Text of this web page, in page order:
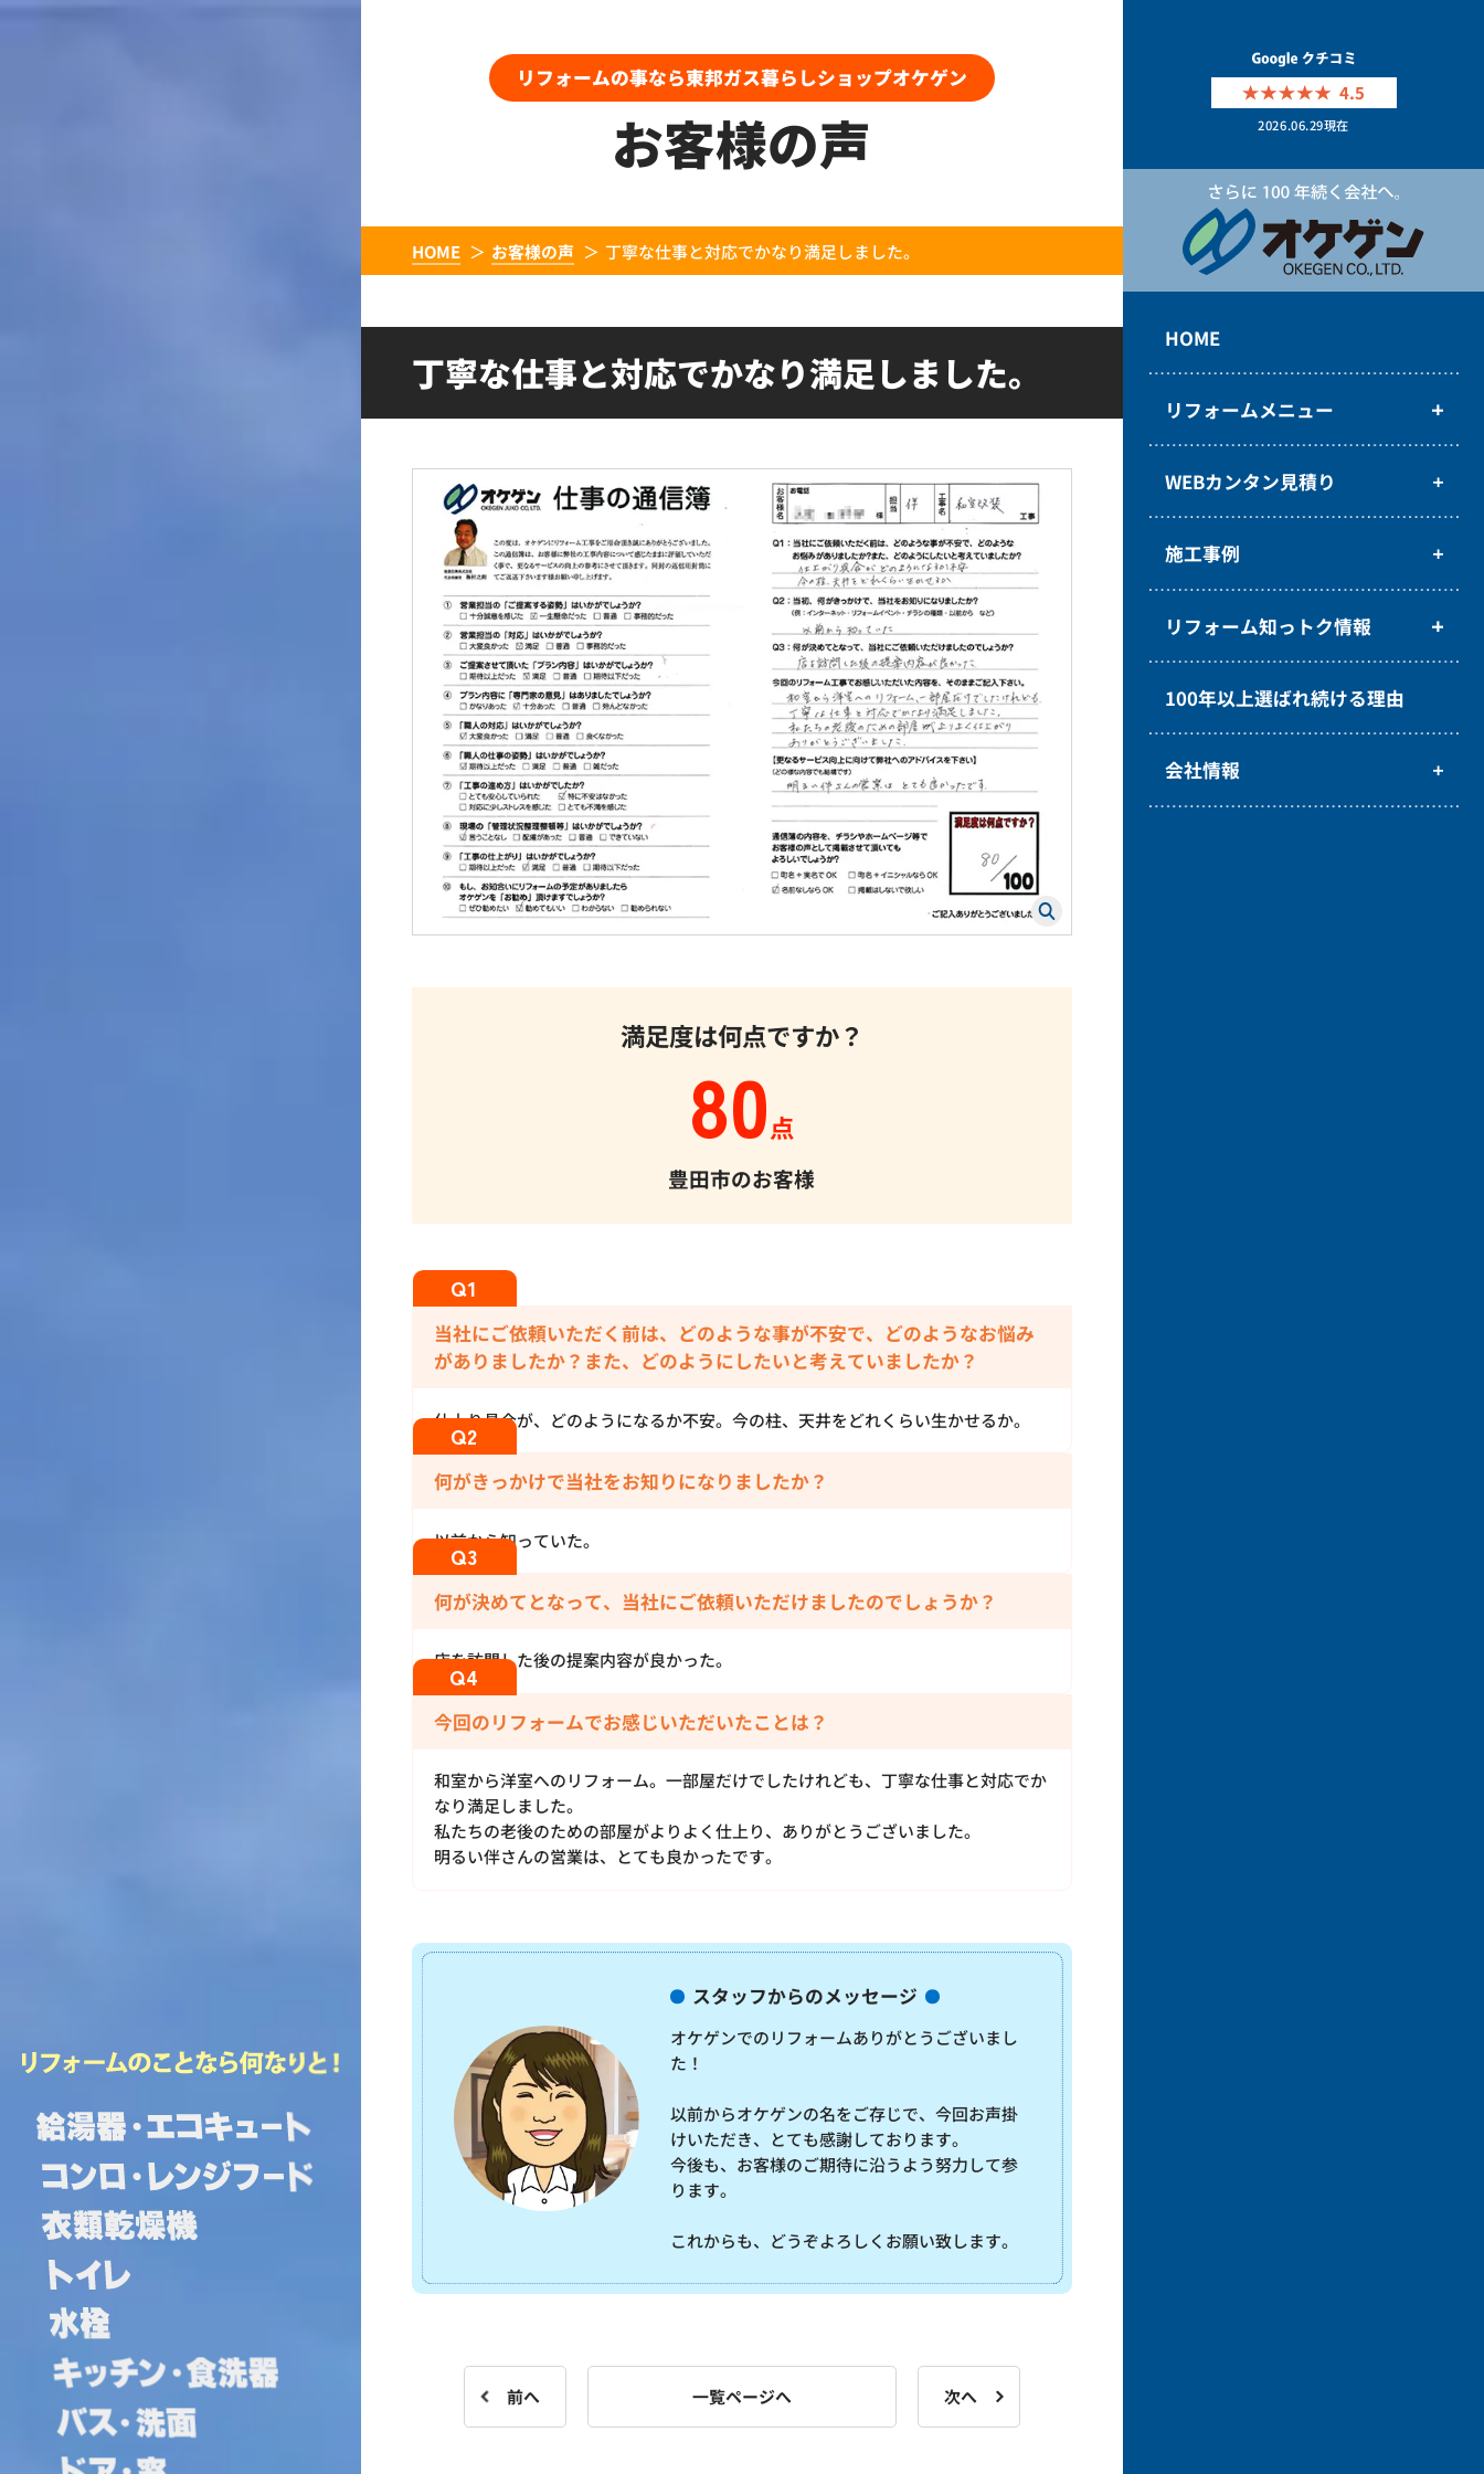
4.5
2026.06.29現在
HOME
リフォームメニュー
WEBカンタン見積り
施工事例
リフォーム知っトク情報
100年以上選ばれ続ける理由
会社情報
リフォームの事なら東邦ガス暮らしショップオケゲン
お客様の声
HOME お客様の声 丁寧な仕事と対応でかなり満足しました。
丁寧な仕事と対応でかなり満足しました。
満足度は何点ですか？
80点
豊田市のお客様
当社にご依頼いただく前は、どのような事が不安で、どのようなお悩み
がありましたか？また、どのようにしたいと考えていましたか？
仕上り具合が、どのようになるか不安。今の柱、天井をどれくらい生かせるか。
何がきっかけで当社をお知りになりましたか？
以前から知っていた。
何が決めてとなって、当社にご依頼いただけましたのでしょうか？
店を訪問した後の提案内容が良かった。
今回のリフォームでお感じいただいたことは？
和室から洋室へのリフォーム。一部屋だけでしたけれども、丁寧な仕事と対応でか
なり満足しました。
私たちの老後のための部屋がよりよく仕上り、ありがとうございました。
明るい伴さんの営業は、とても良かったです。
スタッフからのメッセージ
オケゲンでのリフォームありがとうございまし
た！
以前からオケゲンの名をご存じで、今回お声掛
けいただき、とても感謝しております。
今後も、お客様のご期待に沿うよう努力して参
ります。
これからも、どうぞよろしくお願い致します。
前へ 一覧ページへ 次へ